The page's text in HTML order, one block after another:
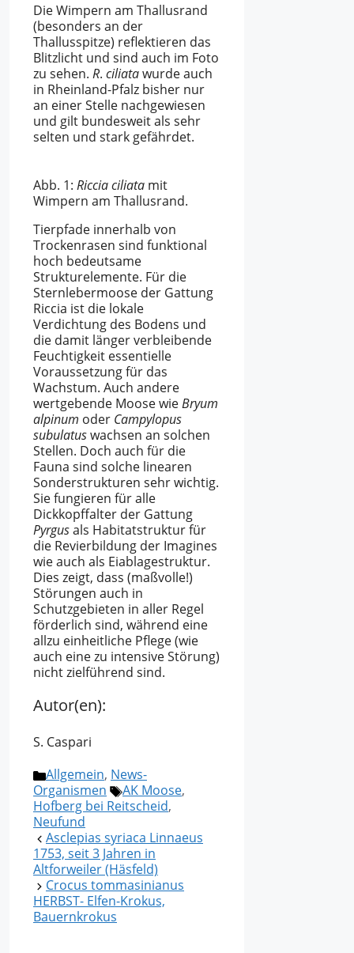
Die Wimpern am Thallusrand
(besonders an der
Thallusspitze) reflektieren das
Blitzlicht und sind auch im Foto
zu sehen. R. ciliatawurde auch
in Rheinland-Pfalz bisher nur
an einer Stelle nachgewiesen
und gilt bundesweit als sehr
selten und stark gefährdet.
Abb. 1: Riccia ciliata mit
Wimpern am Thallusrand.
Tierpfade innerhalb von
Trockenrasen sind funktional
hoch bedeutsame
Strukturelemente. Für die
Sternlebermoose der Gattung
Riccia ist die lokale
Verdichtung des Bodens und
die damit länger verbleibende
Feuchtigkeit essentielle
Voraussetzung für das
Wachstum. Auch andere
wertgebende Moose wieBryum
alpinum oder Campylopus
subulatuswachsen an solchen
Stellen. Doch auch für die
Fauna sind solche linearen
Sonderstrukturen sehr wichtig.
Sie fungieren für alle
Dickkopffalter der Gattung
Pyrgusals Habitatstruktur für
die Revierbildung der Imagines
wie auch als Eiablagestruktur.
Dies zeigt, dass (maßvolle!)
Störungen auch in
Schutzgebieten in aller Regel
förderlich sind, während eine
allzu einheitliche Pflege (wie
auch eine zu intensive Störung)
nicht zielführend sind.
Autor(en):
S. Caspari
Kategorien
Allgemein, News-
Organismen
Schlagwörter
AK Moose,
Hofberg bei Reitscheid,
Neufund
Asclepias syriaca Linnaeus
1753, seit 3 Jahren in
Altforweiler (Häsfeld)
Crocus tommasinianus
HERBST- Elfen-Krokus,
Bauernkrokus